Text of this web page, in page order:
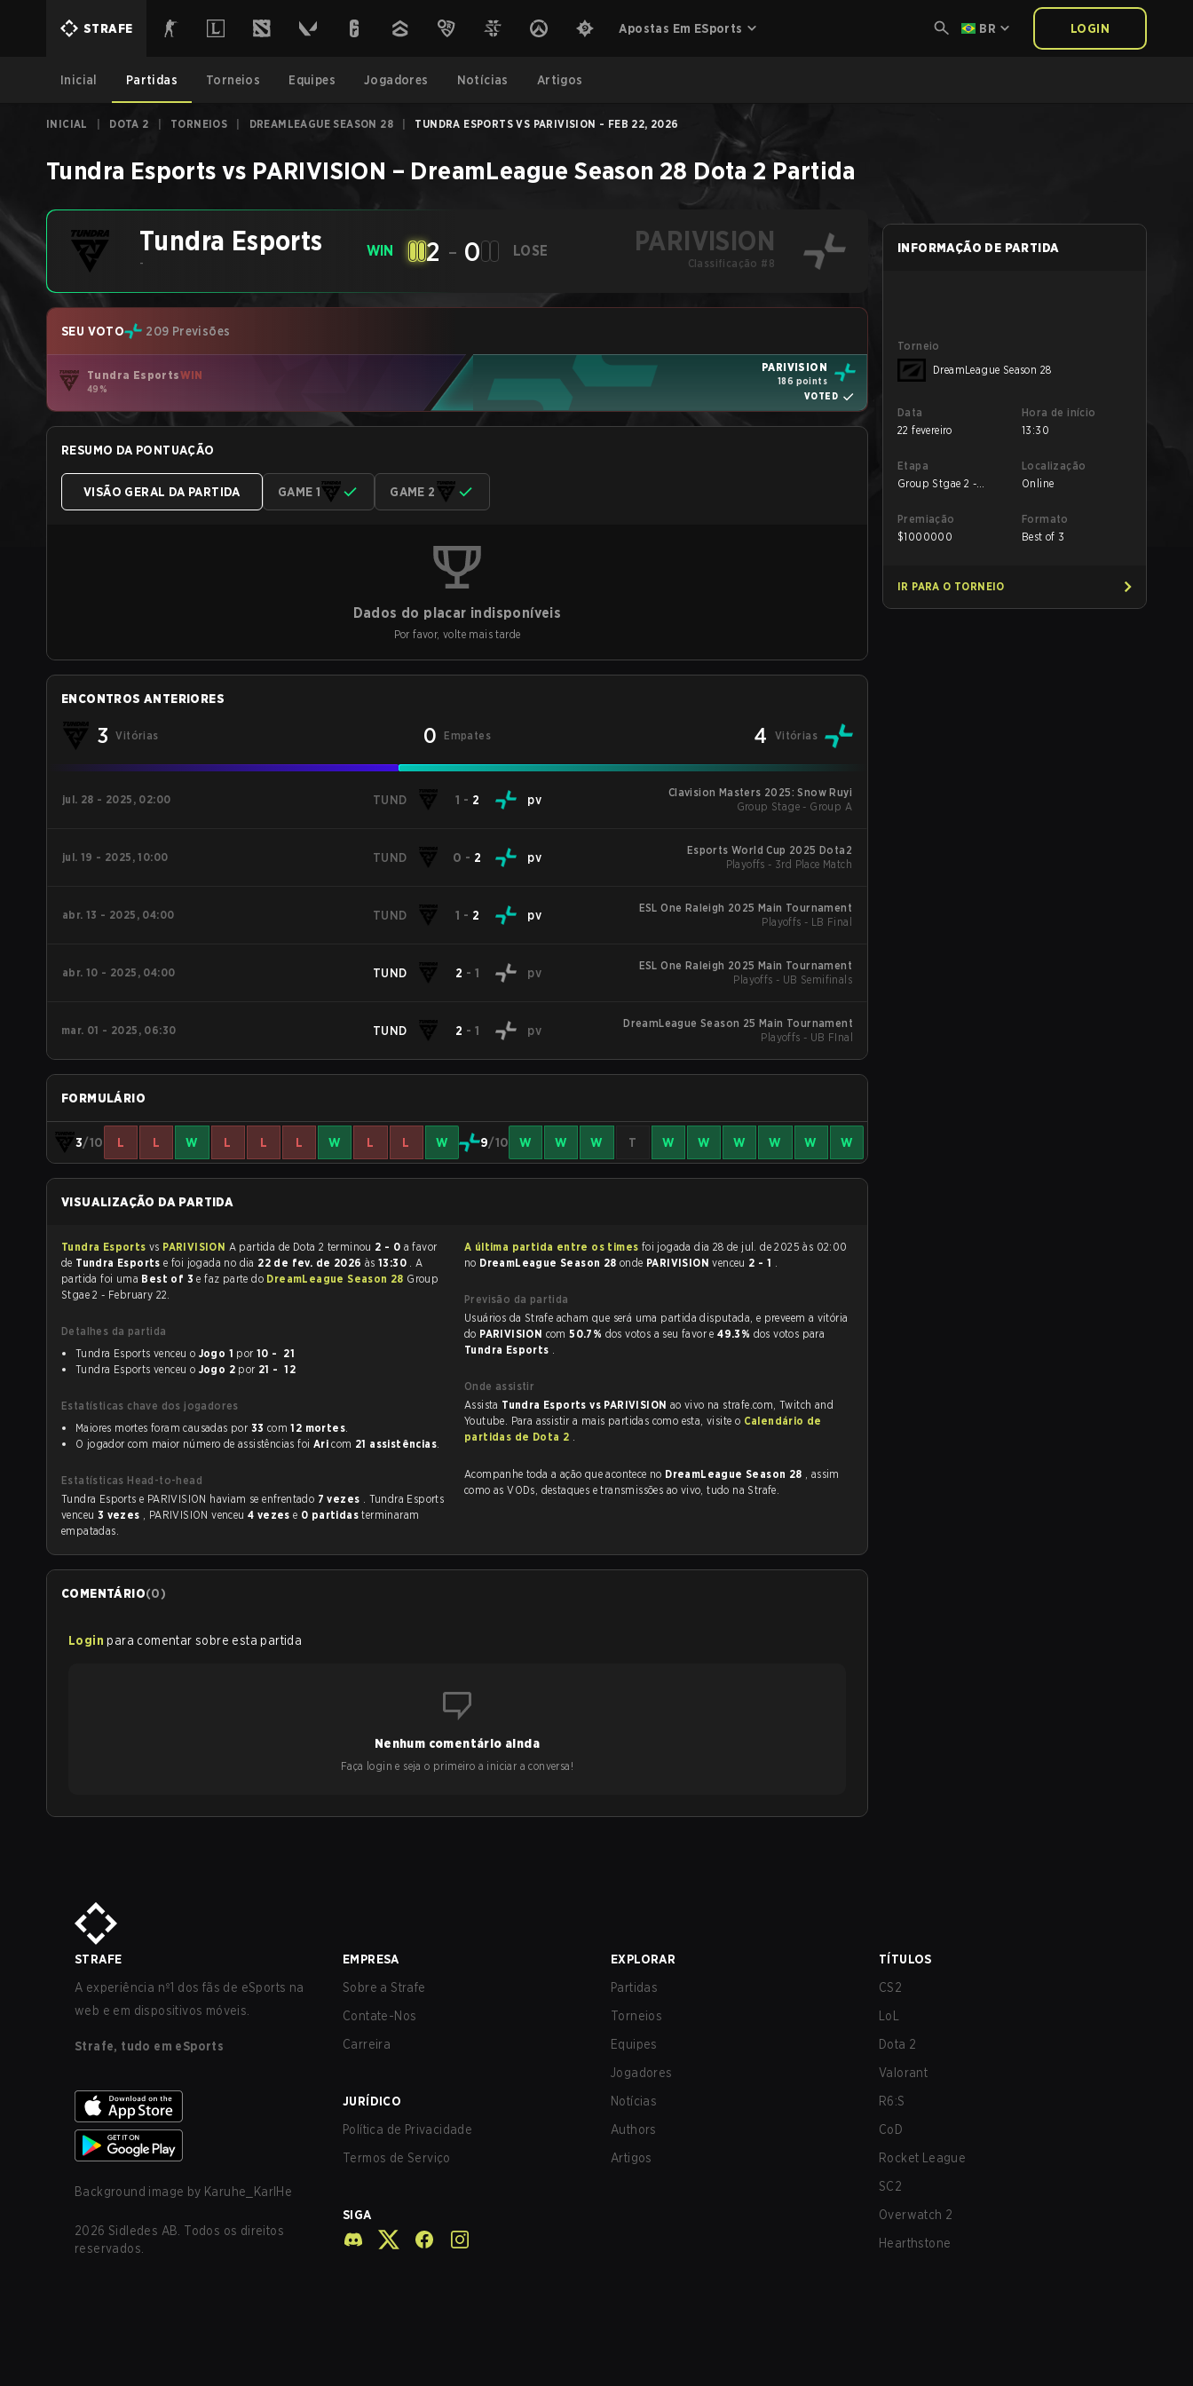
STRAFE Apostas Em ESports BR LOGIN
Inicial Partidas Torneios Equipes Jogadores Notícias Artigos
INICIAL DOTA 2 TORNEIOS DREAMLEAGUE SEASON 28 TUNDRA ESPORTS VS PARIVISION - FEB 22, 2026
Tundra Esports vs PARIVISION – DreamLeague Season 28 Dota 2 Partida
Tundra Esports
-
WIN 2 - 0 LOSE PARIVISION
Classificação #8
SEU VOTO 209 Previsões
Tundra EsportsWIN
49%
PARIVISION
186 points
VOTED
RESUMO DA PONTUAÇÃO
VISÃO GERAL DA PARTIDA GAME 1 GAME 2
Dados do placar indisponíveis
Por favor, volte mais tarde
ENCONTROS ANTERIORES
3 Vitórias 0 Empates 4 Vitórias
jul. 28 - 2025, 02:00 TUND 1 - 2 pv
Clavision Masters 2025: Snow Ruyi
Group Stage - Group A
jul. 19 - 2025, 10:00 TUND 0 - 2 pv
Esports World Cup 2025 Dota2
Playoffs - 3rd Place Match
abr. 13 - 2025, 04:00 TUND 1 - 2 pv
ESL One Raleigh 2025 Main Tournament
Playoffs - LB Final
abr. 10 - 2025, 04:00 TUND 2 - 1 pv
ESL One Raleigh 2025 Main Tournament
Playoffs - UB Semifinals
mar. 01 - 2025, 06:30 TUND 2 - 1 pv
DreamLeague Season 25 Main Tournament
Playoffs - UB FInal
FORMULÁRIO
3/10 L L W L L L W L L W 9/10 W W W T W W W W W W
VISUALIZAÇÃO DA PARTIDA
Tundra Esports vs PARIVISION A partida de Dota 2 terminou 2 - 0
de Tundra Esports e foi jogada no dia 22 de fev. de 2026 às 13:30 . A
partida foi uma Best of 3e faz parte do DreamLeague Season 28 Group
Stgae 2 - February 22.
Detalhes da partida
Tundra Esports venceu o Jogo 1 por
10 - 21
Tundra Esports venceu o Jogo 2 por 21 - 12
Estatísticas chave dos jogadores
Maiores mortes foram causadas por 33 com12 mortes.
O jogador com maior número de assistências foi Aricom 21 assistências.
Estatísticas Head-to-head
Tundra Esports e PARIVISION haviam se enfrentado 7 vezes . Tundra Esports
venceu 3 vezes , PARIVISION venceu 4 vezese 0 partidasterminaram
empatadas.
A última partida entre os times
no DreamLeague Season 28 onde PARIVISIONvenceu 2 - 1 .
Previsão da partida
Usuários da Strafe acham que será uma partida disputada, e preveem a vitória
do PARIVISION com50.7% dos votos a seu favor e49.3% dos votos para
Tundra Esports .
Onde assistir
Assista Tundra Esports vs PARIVISION ao vivo na strafe.com, Twitch and
Youtube. Para assistir a mais partidas como esta, visite o Calendário de
partidas de Dota 2 .
Acompanhe toda a ação que acontece no DreamLeague Season 28 , assim
como as VODs, destaques e transmissões ao vivo, tudo na Strafe.
COMENTÁRIO(0)
Login para comentar sobre esta partida
Nenhum comentário ainda
Faça login e seja o primeiro a iniciar a conversa!
INFORMAÇÃO DE PARTIDA
Torneio
DreamLeague Season 28
Data
22 fevereiro
Hora de início
13:30
Etapa
Group Stgae 2 -
Localização
Online
Premiação
$1000000
Formato
Best of 3
IR PARA O TORNEIO
STRAFE
A experiência nº1 dos fãs de eSports na
web e em dispositivos móveis.
Strafe, tudo em eSports
Background image by Karuhe_KarlHe
2026 Sidledes AB. Todos os direitos
reservados.
EMPRESA
Sobre a Strafe
Contate-Nos
Carreira
JURÍDICO
Política de Privacidade
Termos de Serviço
SIGA
EXPLORAR
Partidas
Torneios
Equipes
Jogadores
Notícias
Authors
Artigos
TÍTULOS
CS2
LoL
Dota 2
Valorant
R6:S
CoD
Rocket League
SC2
Overwatch 2
Hearthstone